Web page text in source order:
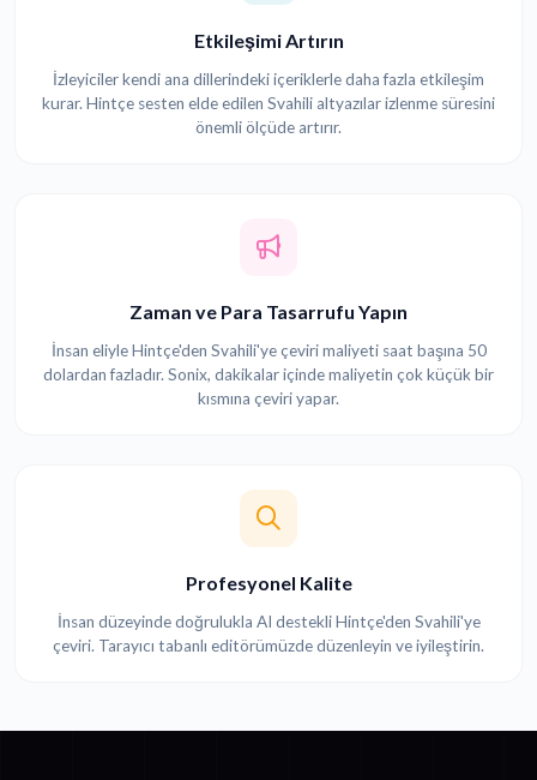
Etkileşimi Artırın
İzleyiciler kendi ana dillerindeki içeriklerle daha fazla etkileşim
kurar. Hintçe sesten elde edilen Svahili altyazılar izlenme süresini
önemli ölçüde artırır.
Zaman ve Para Tasarrufu Yapın
İnsan eliyle Hintçe'den Svahili'ye çeviri maliyeti saat başına 50
dolardan fazladır. Sonix, dakikalar içinde maliyetin çok küçük bir
kısmına çeviri yapar.
Profesyonel Kalite
İnsan düzeyinde doğrulukla AI destekli Hintçe'den Svahili'ye
çeviri. Tarayıcı tabanlı editörümüzde düzenleyin ve iyileştirin.